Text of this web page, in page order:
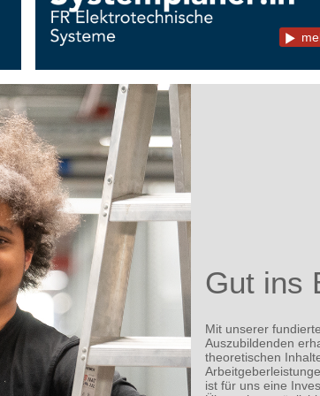
Gut ins
Mit unserer
Auszubildenden
theoretischen
ist für uns eine